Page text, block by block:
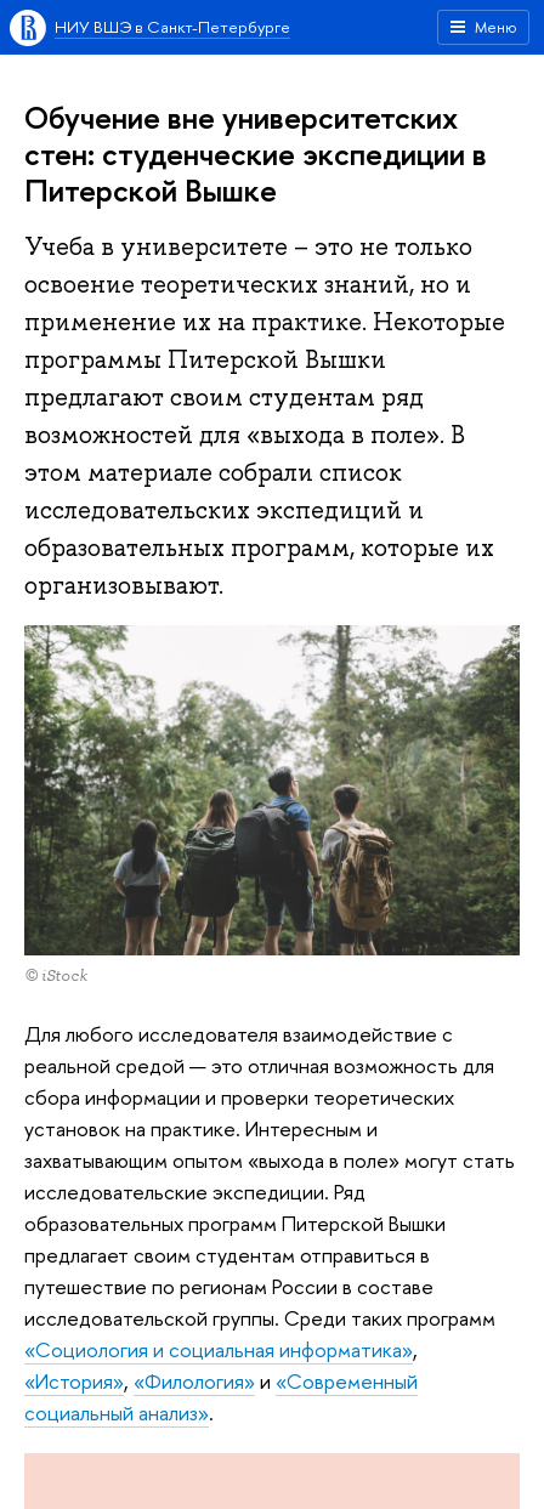
Меню
НИУ ВШЭ в Санкт-Петербурге
Обучение вне университетских
стен: студенческие экспедиции в
Питерской Вышке
Учеба в университете – это не только
освоение теоретических знаний, но и
применение их на практике. Некоторые
программы Питерской Вышки
предлагают своим студентам ряд
возможностей для «‎выхода в поле»‎. В
этом материале собрали список
исследовательских экспедиций и
образовательных программ, которые их
организовывают.
© iStock
Для любого исследователя взаимодействие с
реальной средой — это отличная возможность для
сбора информации и проверки теоретических
установок на практике. Интересным и
захватывающим опытом «‎выхода в поле» могут стать
исследовательские экспедиции. Ряд
образовательных программ Питерской Вышки
предлагает своим студентам отправиться в
путешествие по регионам России в составе
исследовательской группы. Среди таких программ
«Социология и социальная информатика»,
«История», «Филология»и «Современный
социальный анализ».